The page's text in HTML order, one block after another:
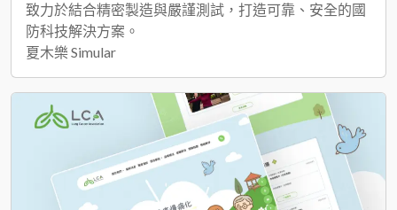
致力於結合精密製造與嚴謹測試，打造可靠、安全的國
防科技解決方案。
夏木樂 Simular